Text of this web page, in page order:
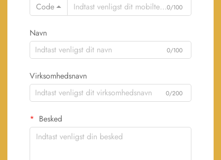
Code
0/100
Navn
0/100
Virksomhedsnavn
0/200
Besked